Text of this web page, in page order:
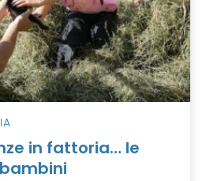
in fattoria… le